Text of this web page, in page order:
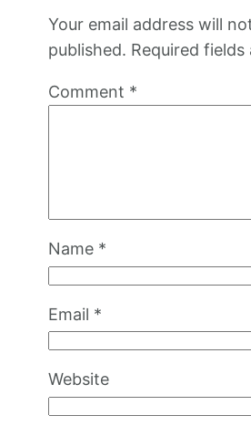
Your email address will
published. Required fields
Comment *
Name *
Email *
Website